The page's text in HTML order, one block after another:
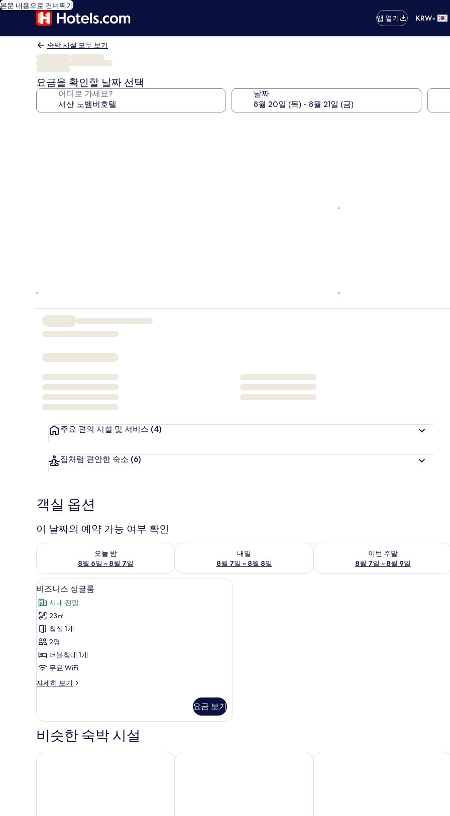
본문 내용으로 건너뛰기
앱 열기
KRW•
숙박 시설 모두 보기
요금을 확인할 날짜 선택
어디로 가세요? 날짜
주요 편의 시설 및 서비스 (4)
집처럼 편안한 숙소 (6)
객실 옵션
이 날짜의 예약 가능 여부 확인
오늘 밤
8월 6일 ~ 8월 7일
오늘 밤 예약 가능 여부 확인, 8월 6일 ~ 8월 7일
내일
8월 7일 ~ 8월 8일
내일 예약 가능 여부 확인, 8월 7일 ~ 8월 8일
이번 주말
8월 7일 ~ 8월 9일
이번 주말 예약 가능 여부 확인, 8월 7
비
즈
니
스
싱
글
룸
진
두
기
비즈니스 싱글룸 | 고급 침구, 오리/거위털 이불, 책상, 노트북 작업 공간
24
비즈니스 싱글룸
시내 전망
23㎡
침실 1개
2명
더블침대 1개
무료 WiFi
자세히 보기
비
싱
룸
세
요금 보기
비슷한 숙박 시설
호텔24st 어반브라운 서산호수공원점 서산 브라운도트 호텔 베니키아 호텔 서산